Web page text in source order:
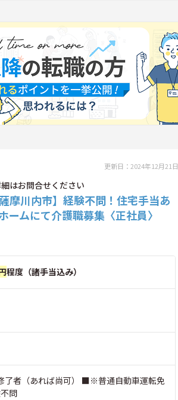
更新日：2024年12月21日
はお問合せください
摩川内市】経験不問！住宅手当あ
ームにて介護職募集〈正社員〉
程度（諸手当込み）
了者（あれば尚可） ■※普通自動車運転免
問